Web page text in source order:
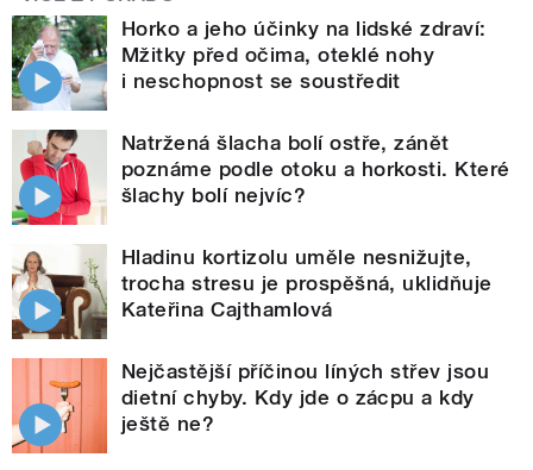
Horko a jeho účinky na lidské zdraví:
Mžitky před očima, oteklé nohy
i neschopnost se soustředit
Natržená šlacha bolí ostře, zánět
poznáme podle otoku a horkosti. Které
šlachy bolí nejvíc?
Hladinu kortizolu uměle nesnižujte,
trocha stresu je prospěšná, uklidňuje
Kateřina Cajthamlová
Nejčastější příčinou líných střev jsou
dietní chyby. Kdy jde o zácpu a kdy
ještě ne?